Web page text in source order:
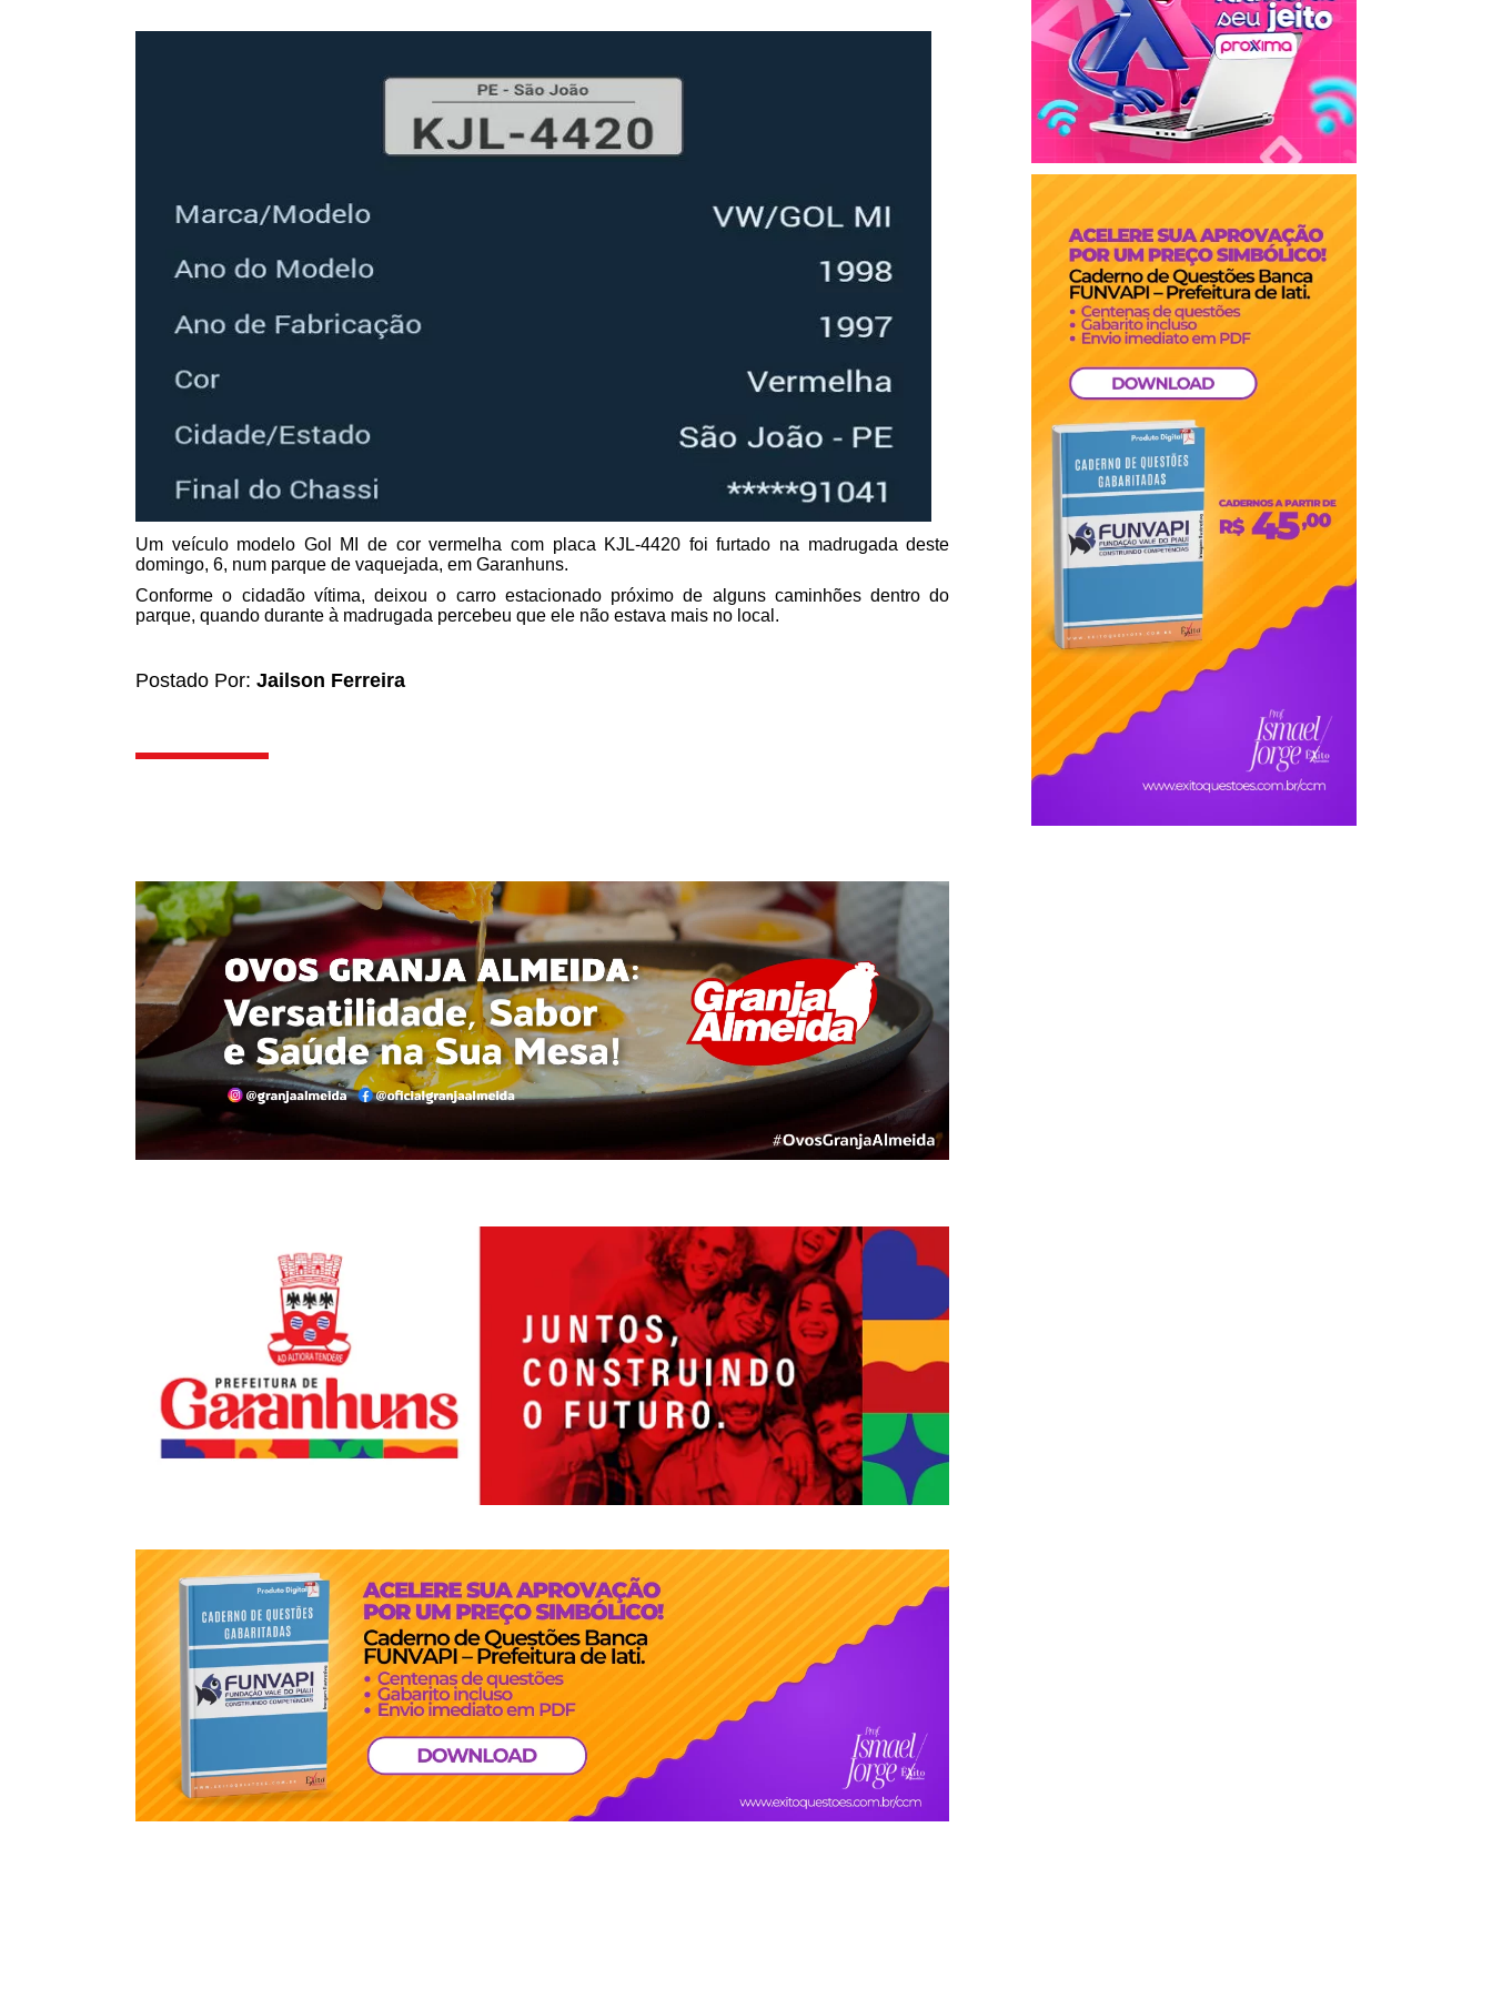
Um veículo modelo Gol MI de cor vermelha com placa KJL-4420 foi furtado na madrugada deste
domingo, 6, num parque de vaquejada, em Garanhuns.
Conforme o cidadão vítima, deixou o carro estacionado próximo de alguns caminhões dentro do
parque, quando durante à madrugada percebeu que ele não estava mais no local.
Postado Por: Jailson Ferreira